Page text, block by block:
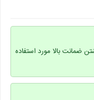
ضمانت بالا مورد استفاده